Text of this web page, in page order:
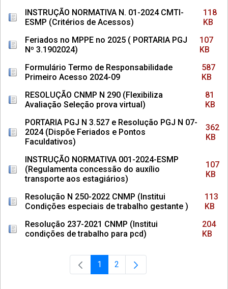
INSTRUÇÃO NORMATIVA N. 01-2024 CMTI-
ESMP (Critérios de Acessos)
118
KB
Feriados no MPPE no 2025 ( PORTARIA PGJ
Nº 3.1902024)
107
KB
Formulário Termo de Responsabilidade
Primeiro Acesso 2024-09
587
KB
RESOLUÇÃO CNMP N 290 (Flexibiliza
Avaliação Seleção prova virtual)
81
KB
PORTARIA PGJ N 3.527 e Resolução PGJ N 07-
2024 (Dispõe Feriados e Pontos
Faculdativos)
362
KB
INSTRUÇÃO NORMATIVA 001-2024-ESMP
(Regulamenta concessão do auxílio
transporte aos estagiários)
107
KB
Resolução N 250-2022 CNMP (Institui
Condições especiais de trabalho gestante )
113
KB
Resolução 237-2021 CNMP (Institui
condições de trabalho para pcd)
204
KB
Página
1 Página
2